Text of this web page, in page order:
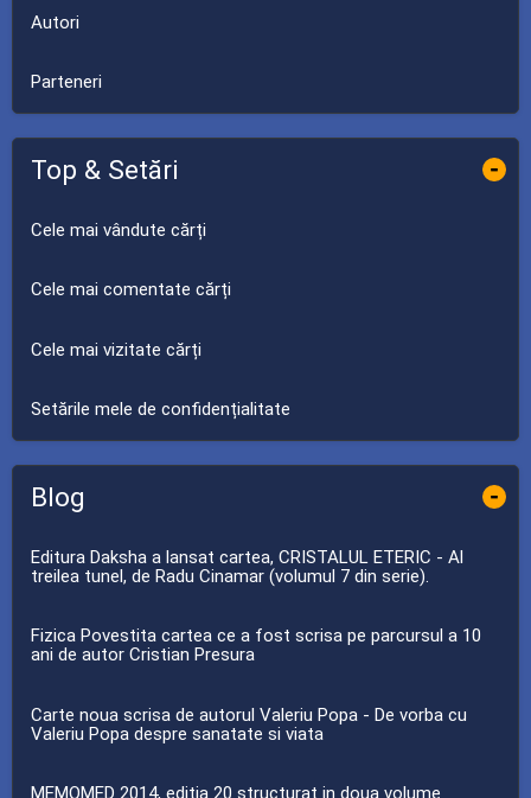
Autori
Parteneri
Top & Setări -
Cele mai vândute cărți
Cele mai comentate cărți
Cele mai vizitate cărți
Setările mele de confidențialitate
Blog -
Editura Daksha a lansat cartea, CRISTALUL ETERIC - Al
treilea tunel, de Radu Cinamar (volumul 7 din serie).
Fizica Povestita cartea ce a fost scrisa pe parcursul a 10
ani de autor Cristian Presura
Carte noua scrisa de autorul Valeriu Popa - De vorba cu
Valeriu Popa despre sanatate si viata
MEMOMED 2014, editia 20 structurat in doua volume